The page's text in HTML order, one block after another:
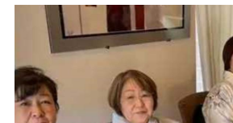
てないわw」私・夫（今後一切
永久に無視して他人扱いした結